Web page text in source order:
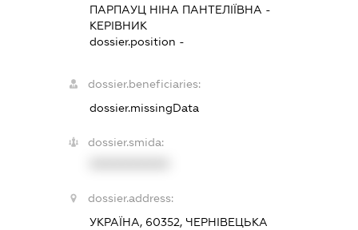
ПАРПАУЦ НІНА ПАНТЕЛІЇВНА -
КЕРІВНИК
dossier.position -
dossier.beneficiaries:
dossier.missingData
dossier.smida:
dossier.address:
УКРАЇНА, 60352, ЧЕРНІВЕЦЬКА